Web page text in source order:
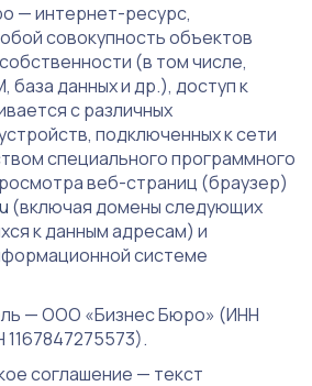
— интернет-ресурс,
совокупность объектов
(в том числе,
данных и др.), доступ к
с различных
подключенных к сети
специального программного
веб-страниц (браузер)
(включая домены следующих
к данным адресам) и
системе
— ООО «Бизнес Бюро» (ИНН
1167847275573).
соглашение — текст